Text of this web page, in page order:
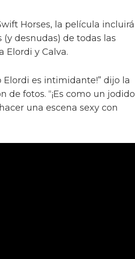
Horses, la película incluirá
desnudas) de todas las
Elordi y Calva.
Elordi es intimidante!” dijo la
fotos. “¡Es como un jodido
una escena sexy con